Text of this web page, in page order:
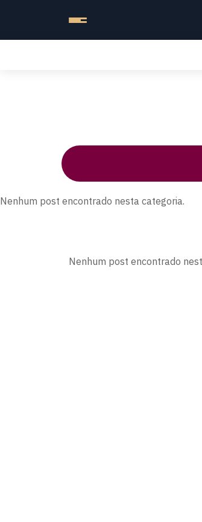
Nenhum post encontrado nesta categoria.
Nenhum post encontrado